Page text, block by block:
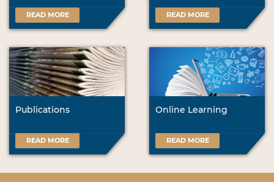
READ MORE READ MORE
Publications
READ MORE
Online Learning
READ MORE